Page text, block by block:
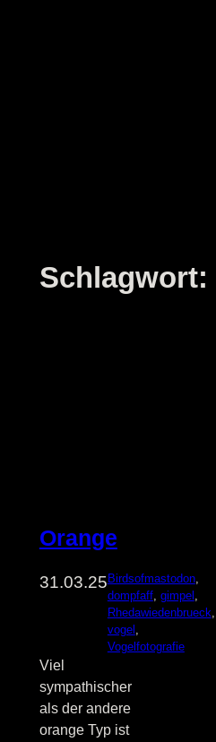
Schlagwort:
Orange
31.03.25Birdsofmastodon
dompfaff, gimpel
Rhedawiedenbrueck
vogel
Vogelfotografie
Viel
sympathischer
als der andere
orange Typ ist